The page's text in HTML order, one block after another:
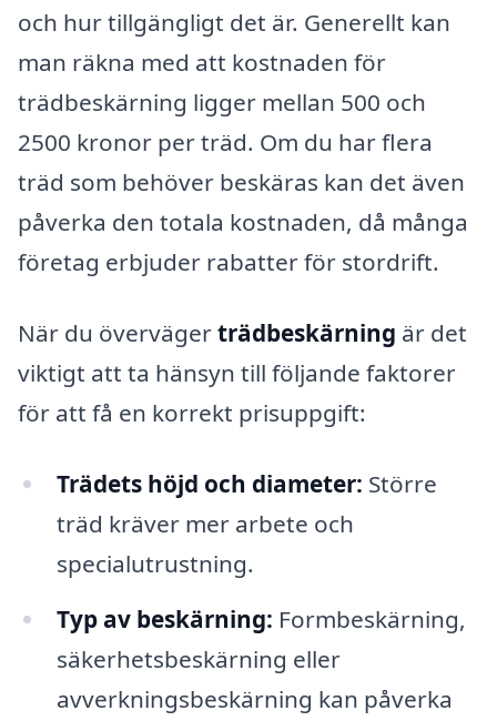
och hur tillgängligt det är. Generellt kan
man räkna med att kostnaden för
trädbeskärning ligger mellan 500 och
2500 kronor per träd. Om du har flera
träd som behöver beskäras kan det även
påverka den totala kostnaden, då många
företag erbjuder rabatter för stordrift.
När du övervägerträdbeskärning är det
viktigt att ta hänsyn till följande faktorer
för att få en korrekt prisuppgift:
Trädets höjd och diameter: Större
träd kräver mer arbete och
specialutrustning.
Typ av beskärning: Formbeskärning,
säkerhetsbeskärning eller
avverkningsbeskärning kan påverka